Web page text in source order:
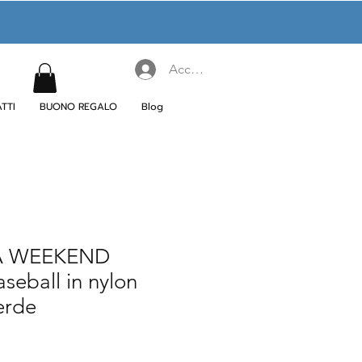
Accedi
BUONO REGALO Blog
in nylon